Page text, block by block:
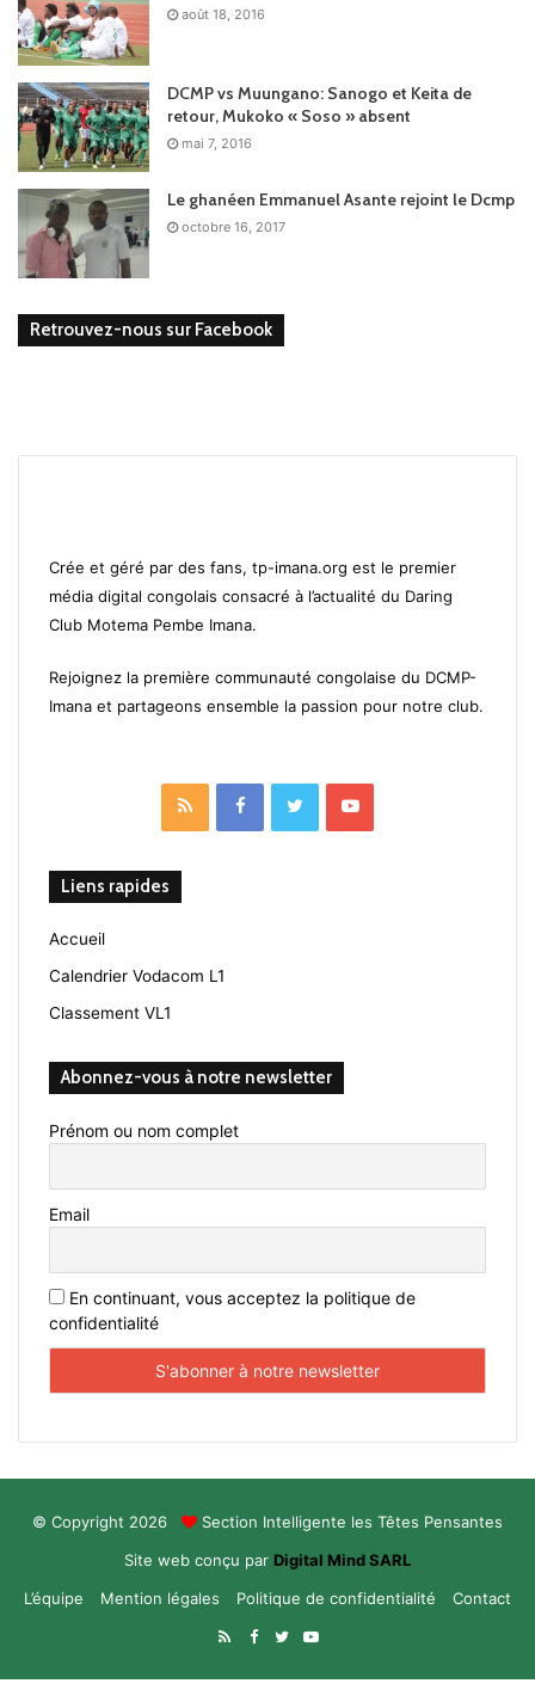
août 18, 2016
DCMP vs Muungano: Sanogo et Keita de
retour, Mukoko « Soso » absent
mai 7, 2016
Le ghanéen Emmanuel Asante rejoint le Dcmp
octobre 16, 2017
Retrouvez-nous sur Facebook
Crée et géré par des fans, tp-imana.org est le premier
média digital congolais consacré à l’actualité du Daring
Club Motema Pembe Imana.
Rejoignez la première communauté congolaise du DCMP-
Imana et partageons ensemble la passion pour notre club.
RSS FacebookTwitterYouTube
Liens rapides
Accueil
Calendrier Vodacom L1
Classement VL1
Abonnez-vous à notre newsletter
Prénom ou nom complet
Email
En continuant, vous acceptez la politique de
confidentialité
© Copyright 2026
Section Intelligente les Têtes Pensantes
Site web conçu par Digital Mind SARL
L’équipe
Mention légales Politique de confidentialité
Contact
RSSFacebook
TwitterYouTube